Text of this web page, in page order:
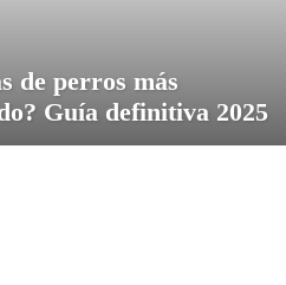
de perros más
Guía definitiva 2025